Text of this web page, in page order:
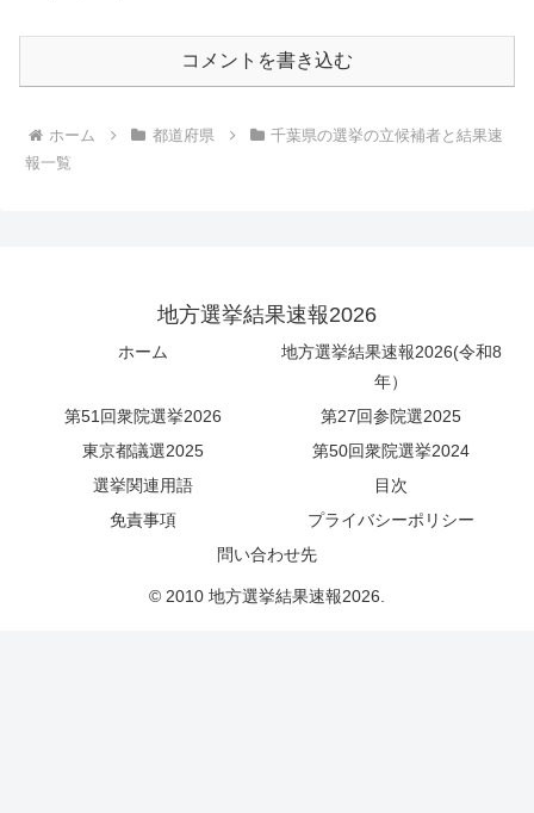
コメントを書き込む
ホーム 都道府県
千葉県の選挙の立候補者と結果速
報一覧
地方選挙結果速報2026
ホーム
地方選挙結果速報2026(令和8
年）
第51回衆院選挙2026
第27回参院選2025
東京都議選2025
第50回衆院選挙2024
選挙関連用語
目次
免責事項
プライバシーポリシー
問い合わせ先
© 2010 地方選挙結果速報2026.